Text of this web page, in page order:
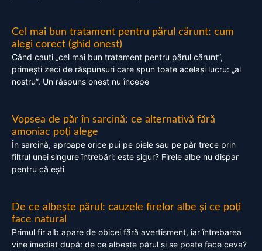
Cel mai bun tratament pentru părul cărunt: cum
alegi corect (ghid onest)
Când cauți „cel mai bun tratament pentru părul cărunt”,
primești zeci de răspunsuri care spun toate același lucru: „al
nostru”. Un răspuns onest nu începe
Vopsea de păr în sarcină: ce alternativă fără
amoniac poți alege
În sarcină, aproape orice pui pe piele sau pe păr trece prin
filtrul unei singure întrebări: este sigur? Firele albe nu dispar
pentru că ești
De ce albește părul: cauzele firelor albe și ce poți
face natural
Primul fir alb apare de obicei fără avertisment, iar întrebarea
vine imediat după: de ce albește părul și se poate face ceva?